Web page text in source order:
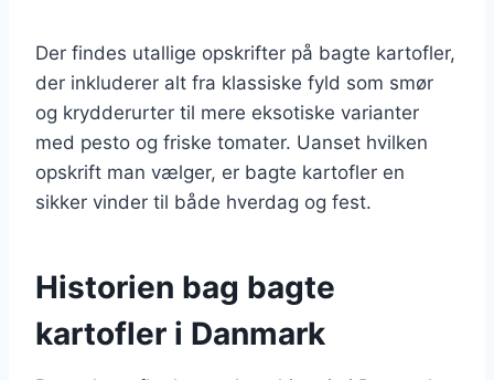
Der findes utallige opskrifter på bagte kartofler,
der inkluderer alt fra klassiske fyld som smør
og krydderurter til mere eksotiske varianter
med pesto og friske tomater. Uanset hvilken
opskrift man vælger, er bagte kartofler en
sikker vinder til både hverdag og fest.
Historien bag bagte
kartofler i Danmark